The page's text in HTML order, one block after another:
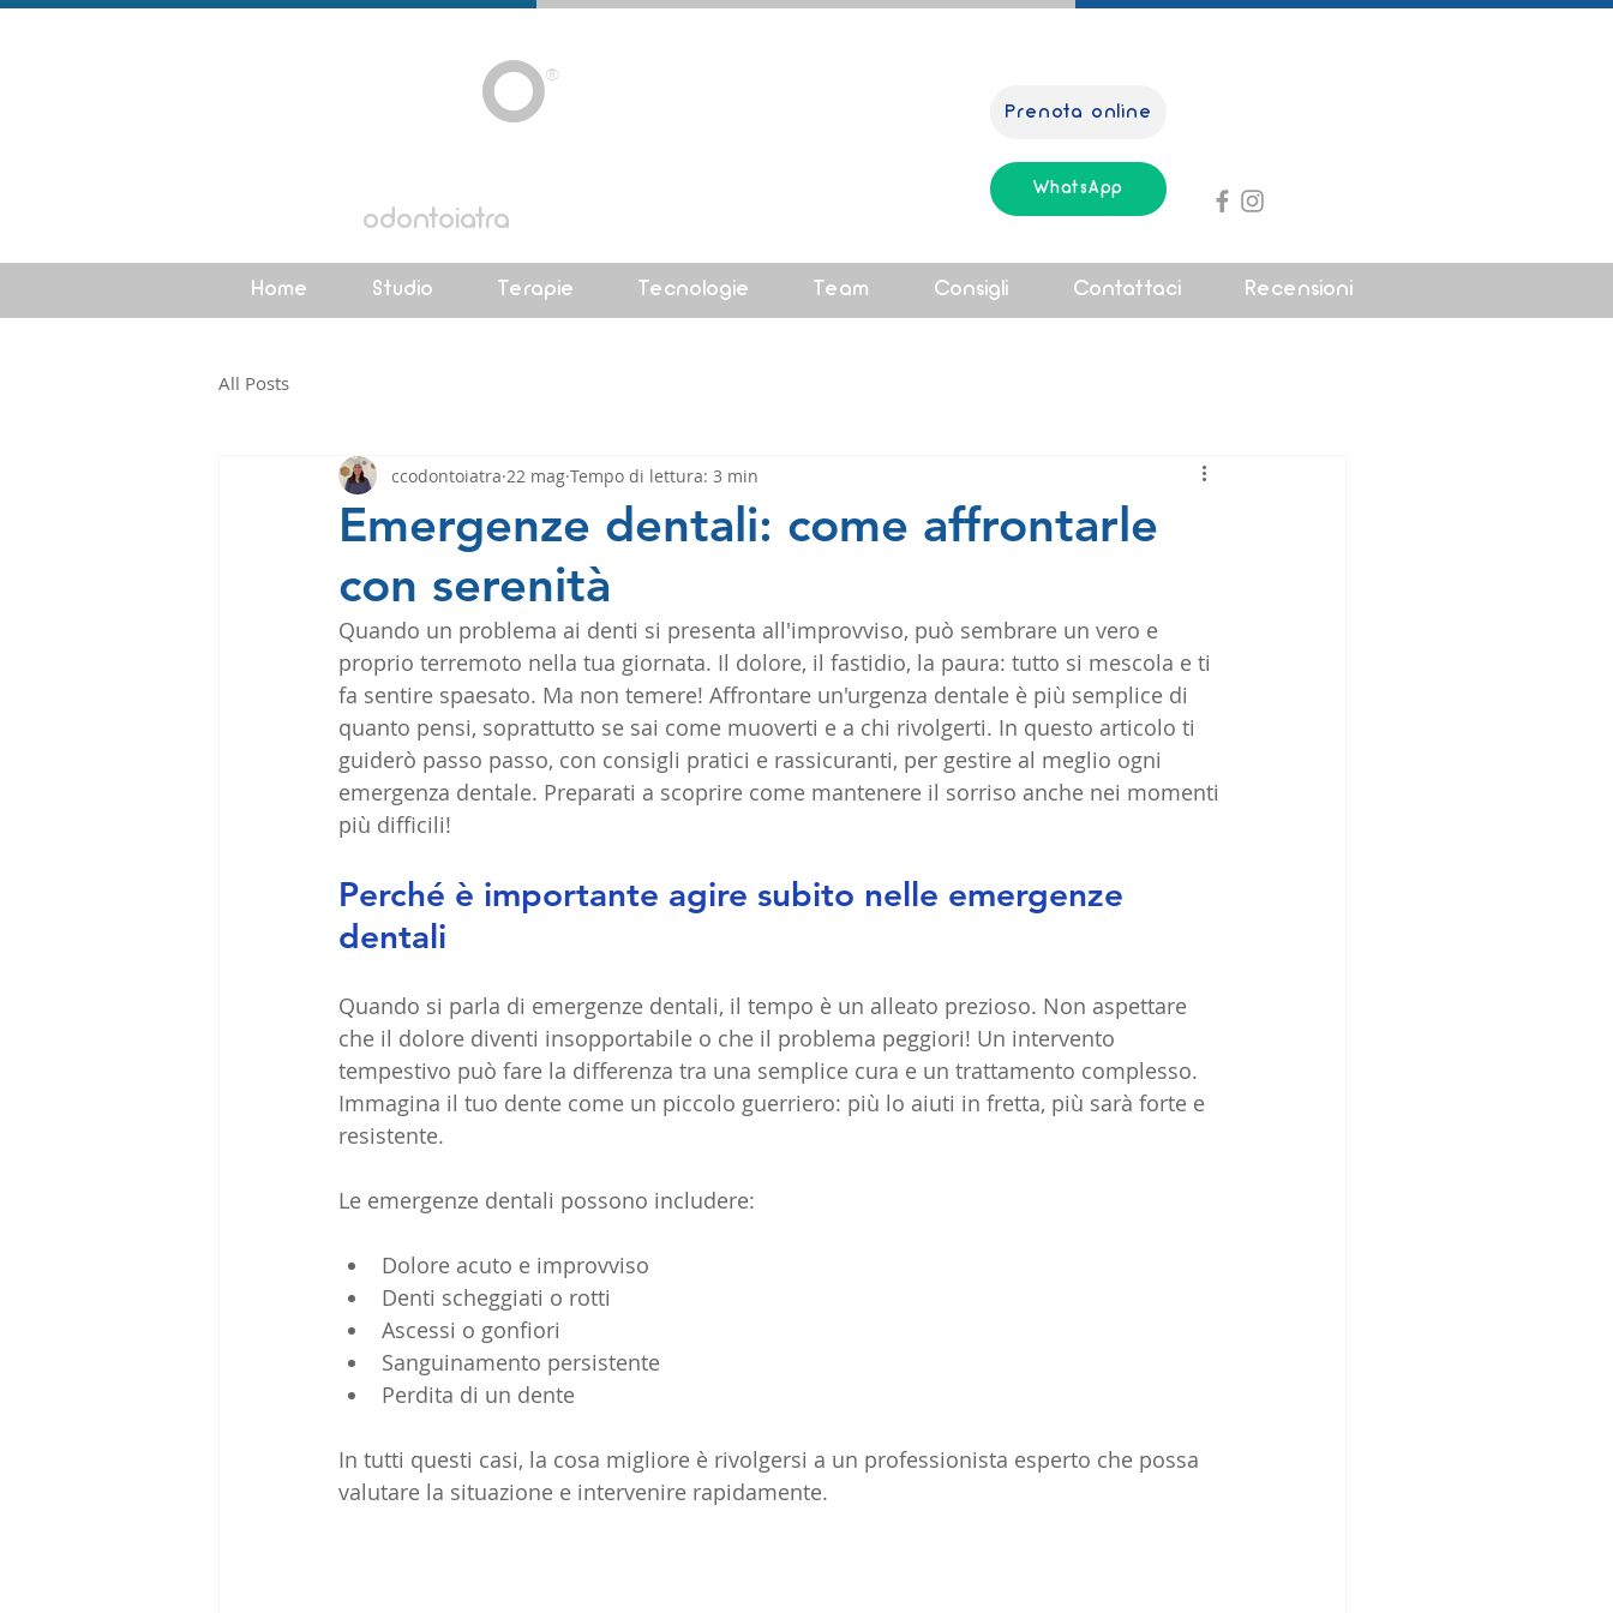
O
odontoiatra
®
Prenota online
WhatsApp
Home Studio Terapie Tecnologie Team Consigli Contattaci Recensioni
All Posts
Emergenze dentali: come affrontarle
con serenità
ccodontoiatra 22 mag Tempo di lettura: 3 min
Quando un problema ai denti si presenta all'improvviso, può sembrare un vero e
proprio terremoto nella tua giornata. Il dolore, il fastidio, la paura: tutto si mescola e ti
fa sentire spaesato. Ma non temere! Affrontare un'urgenza dentale è più semplice di
quanto pensi, soprattutto se sai come muoverti e a chi rivolgerti. In questo articolo ti
guiderò passo passo, con consigli pratici e rassicuranti, per gestire al meglio ogni
emergenza dentale. Preparati a scoprire come mantenere il sorriso anche nei momenti
più difficili!
Perché è importante agire subito nelle emergenze
dentali
Quando si parla di emergenze dentali, il tempo è un alleato prezioso. Non aspettare
che il dolore diventi insopportabile o che il problema peggiori! Un intervento
tempestivo può fare la differenza tra una semplice cura e un trattamento complesso.
Immagina il tuo dente come un piccolo guerriero: più lo aiuti in fretta, più sarà forte e
resistente.
Le emergenze dentali possono includere:
Dolore acuto e improvviso
Denti scheggiati o rotti
Ascessi o gonfiori
Sanguinamento persistente
Perdita di un dente
In tutti questi casi, la cosa migliore è rivolgersi a un professionista esperto che possa
valutare la situazione e intervenire rapidamente.